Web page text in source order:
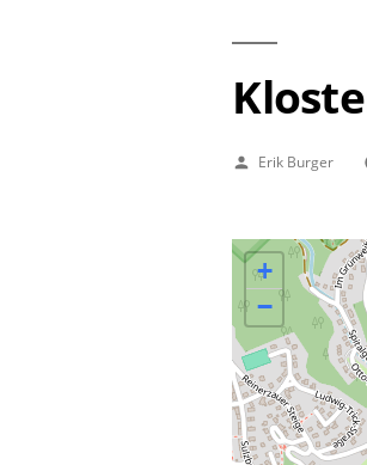
Veröffentlicht
Erik Burger
+
−